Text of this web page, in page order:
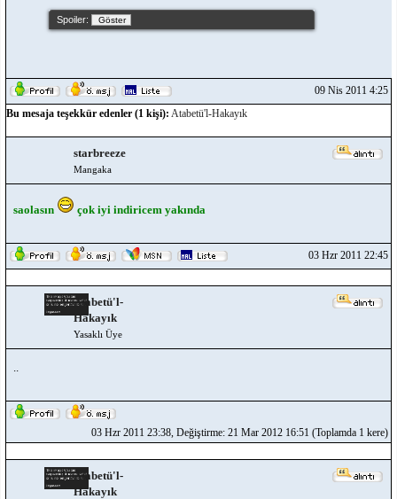
Spoiler:
09 Nis 2011 4:25
Bu mesaja teşekkür edenler (1 kişi): Atabetü'l-Hakayık
starbreeze
Mangaka
saolasın çok iyi indiricem yakında
03 Hzr 2011 22:45
Atabetü'l-
Hakayık
Yasaklı Üye
03 Hzr 2011 23:38, Değiştirme: 21 Mar 2012 16:51 (Toplamda 1 kere)
Atabetü'l-
Hakayık